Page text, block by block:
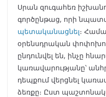
Սրան զուգահեռ
գործընթաց, որի
պետականացնել։
օրենսդրական
ընդունվել են, ինչը
կառավարությանը՝
դեպքում վերցնել
ձեռքը։ Ըստ